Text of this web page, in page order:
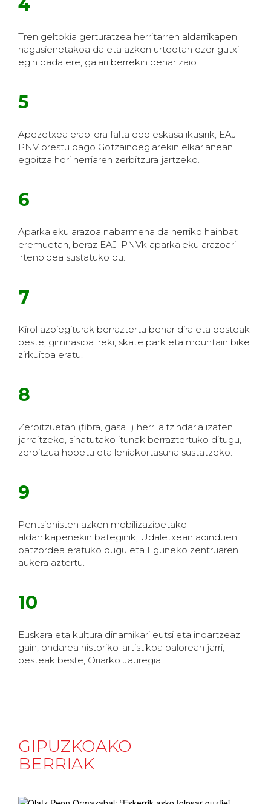
4
Tren geltokia gerturatzea herritarren aldarrikapen
nagusienetakoa da eta azken urteotan ezer gutxi
egin bada ere, gaiari berrekin behar zaio.
5
Apezetxea erabilera falta edo eskasa ikusirik, EAJ-
PNV prestu dago Gotzaindegiarekin elkarlanean
egoitza hori herriaren zerbitzura jartzeko.
6
Aparkaleku arazoa nabarmena da herriko hainbat
eremuetan, beraz EAJ-PNVk aparkaleku arazoari
irtenbidea sustatuko du.
7
Kirol azpiegiturak berraztertu behar dira eta besteak
beste, gimnasioa ireki, skate park eta mountain bike
zirkuitoa eratu.
8
Zerbitzuetan (fibra, gasa…) herri aitzindaria izaten
jarraitzeko, sinatutako itunak berraztertuko ditugu,
zerbitzua hobetu eta lehiakortasuna sustatzeko.
9
Pentsionisten azken mobilizazioetako
aldarrikapenekin bateginik, Udaletxean adinduen
batzordea eratuko dugu eta Eguneko zentruaren
aukera aztertu.
10
Euskara eta kultura dinamikari eutsi eta indartzeaz
gain, ondarea historiko-artistikoa balorean jarri,
besteak beste, Oriarko Jauregia.
GIPUZKOAKO
BERRIAK